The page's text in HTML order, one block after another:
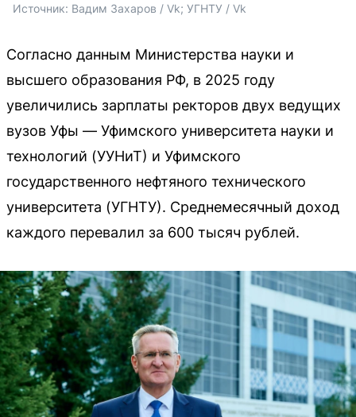
Источник: Вадим Захаров / Vk; УГНТУ / Vk
Согласно данным Министерства науки и
высшего образования РФ, в 2025 году
увеличились зарплаты ректоров двух ведущих
вузов Уфы — Уфимского университета науки и
технологий (УУНиТ) и Уфимского
государственного нефтяного технического
университета (УГНТУ). Среднемесячный доход
каждого перевалил за 600 тысяч рублей.